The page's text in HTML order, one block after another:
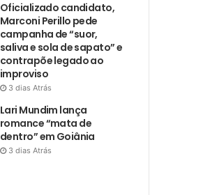
Oficializado candidato,
Marconi Perillo pede
campanha de “suor,
saliva e sola de sapato” e
contrapõe legado ao
improviso
3 dias Atrás
Lari Mundim lança
romance “mata de
dentro” em Goiânia
3 dias Atrás